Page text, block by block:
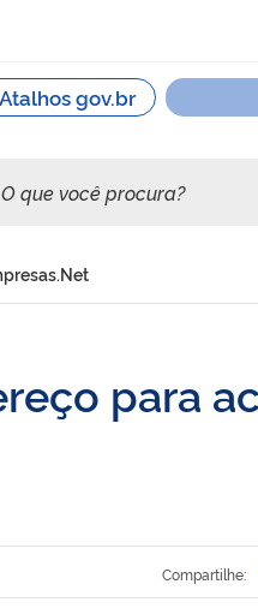
para
Compartilhe: